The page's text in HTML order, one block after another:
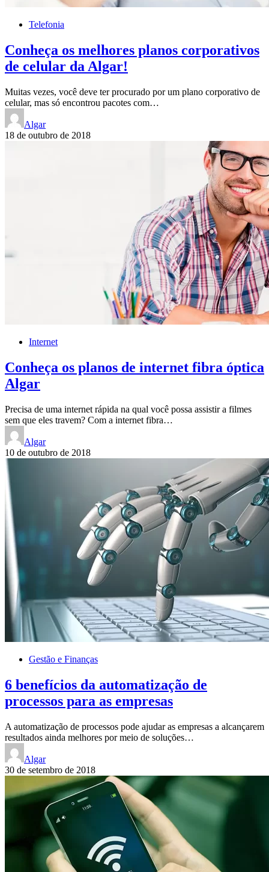
Telefonia
Conheça os melhores planos corporativos
de celular da Algar!
Muitas vezes, você deve ter procurado por um plano corporativo de
celular, mas só encontrou pacotes com…
Algar
18 de outubro de 2018
Internet
Conheça os planos de internet fibra óptica
Algar
Precisa de uma internet rápida na qual você possa assistir a filmes
sem que eles travem? Com a internet fibra…
Algar
10 de outubro de 2018
Gestão e Finanças
6 benefícios da automatização de
processos para as empresas
A automatização de processos pode ajudar as empresas a alcançarem
resultados ainda melhores por meio de soluções…
Algar
30 de setembro de 2018